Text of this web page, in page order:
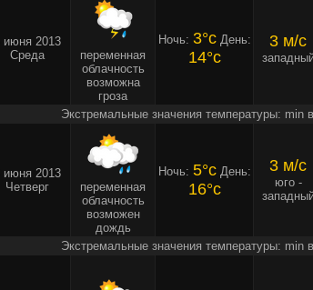
июня 2013
Среда
переменная
облачность
возможна
гроза
Ночь: 3°cДень:
14°c
3 м/c
Экстремальные значения температуры: min
июня 2013
Четверг
переменная
облачность
возможен
дождь
Ночь: 5°cДень:
16°c
3 м/c
юго -
Экстремальные значения температуры: min